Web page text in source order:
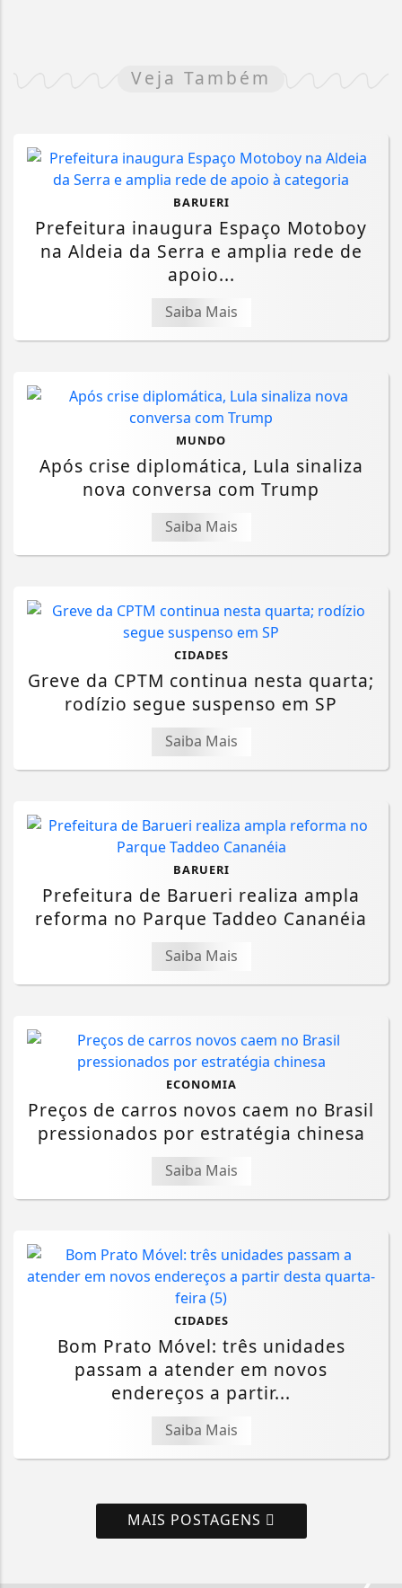
Veja Também
BARUERI
Prefeitura inaugura Espaço Motoboy
na Aldeia da Serra e amplia rede de
apoio...
Saiba Mais
MUNDO
Após crise diplomática, Lula sinaliza
nova conversa com Trump
Saiba Mais
CIDADES
Greve da CPTM continua nesta quarta;
rodízio segue suspenso em SP
Saiba Mais
BARUERI
Prefeitura de Barueri realiza ampla
reforma no Parque Taddeo Cananéia
Saiba Mais
ECONOMIA
Preços de carros novos caem no Brasil
pressionados por estratégia chinesa
Saiba Mais
CIDADES
Bom Prato Móvel: três unidades
passam a atender em novos
endereços a partir...
Saiba Mais
MAIS POSTAGENS